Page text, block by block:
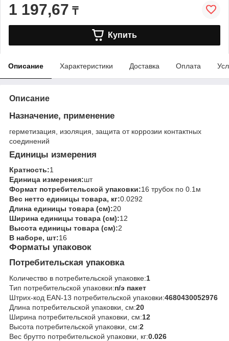
1 197,67 ₸
Купить
Описание Характеристики Доставка Оплата
Описание
Назначение, применение
герметизация, изоляция, защита от коррозии контактных
соединений
Единицы измерения
Кратность:1
Единица измерения:шт
Формат потребительской упаковки:16 трубок по 0.1м
Вес нетто единицы товара, кг:0.0292
Длина единицы товара (см):20
Ширина единицы товара (см):12
Высота единицы товара (см):2
В наборе, шт:16
Форматы упаковок
Потребительская упаковка
Количество в потребительской упаковке:1
Тип потребительской упаковки:п/э пакет
Штрих-код EAN-13 потребительской упаковки:4680430052976
Длина потребительской упаковки, см:20
Ширина потребительской упаковки, см:12
Высота потребительской упаковки, см:2
Вес брутто потребительской упаковки, кг:0.026